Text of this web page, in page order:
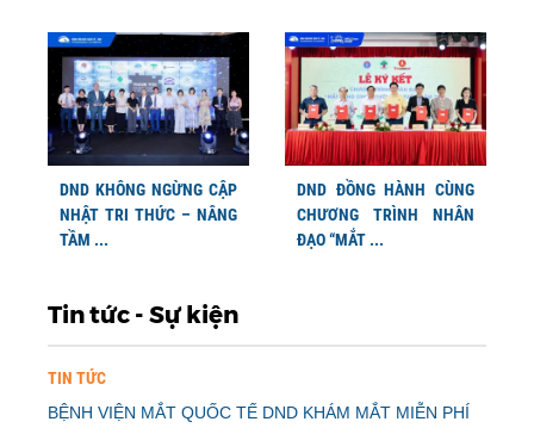
DND KHÔNG NGỪNG CẬP
NHẬT TRI THỨC – NÂNG
TẦM ...
DND ĐỒNG HÀNH CÙNG
CHƯƠNG TRÌNH NHÂN
ĐẠO “MẮT ...
Tin tức - Sự kiện
TIN TỨC
BỆNH VIỆN MẮT QUỐC TẾ DND KHÁM MẮT MIỄN PHÍ